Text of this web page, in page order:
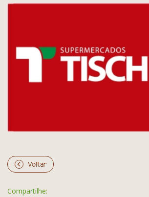
Voltar
Compartilhe: